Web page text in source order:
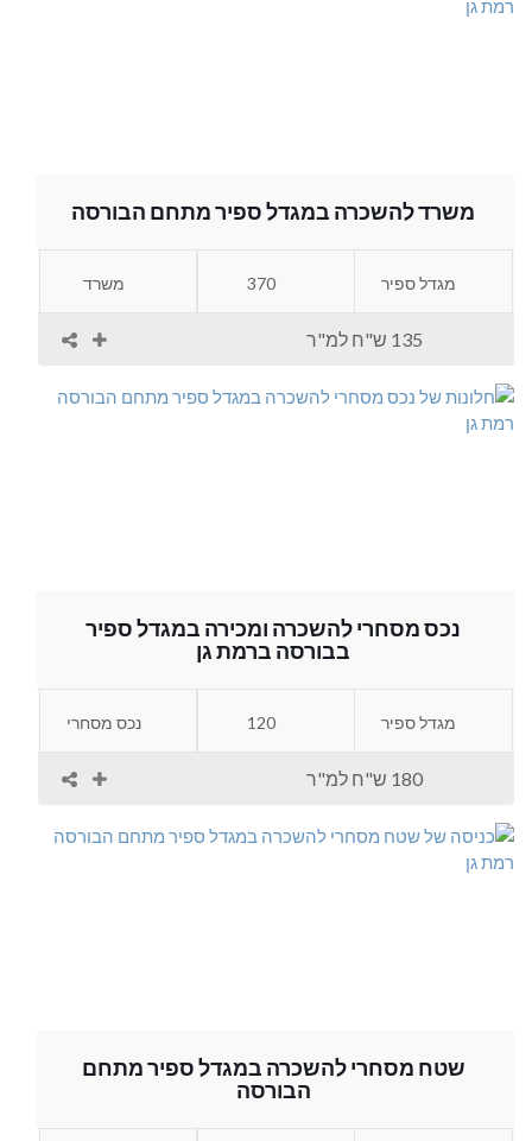
משרד להשכרה במגדל ספיר מתחם הבורסה
מגדל ספיר 370 משרד
135 ש"ח למ"ר
נכס מסחרי להשכרה ומכירה במגדל ספיר
בבורסה ברמת גן
מגדל ספיר 120 נכס מסחרי
180 ש"ח למ"ר
שטח מסחרי להשכרה במגדל ספיר מתחם
הבורסה